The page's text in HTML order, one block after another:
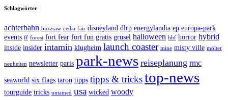
Schlagwörter
achterbahn buzzsaw cedar fair disneyland dlrp energylandia ep europa-park
events ff forest fort fear fort fun gratis grusel halloween hhf horror hybrid
inside insider intamin klugheim launch coaster mine misty ville mölter
neuheiten newsletter paris park-news reiseplanung rmc
seaworld six flags taron tipps tipps & trickstop-news
tourguide tricks untamed usa wicked woody